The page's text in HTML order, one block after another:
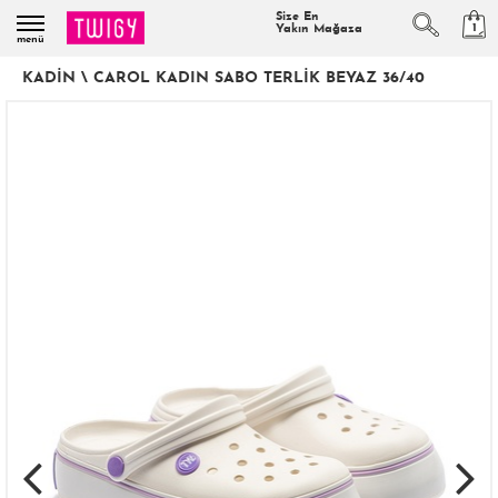
menü
Size En
Yakın Mağaza
1
KADIN \ CAROL KADIN SABO TERLIK BEYAZ 36/40